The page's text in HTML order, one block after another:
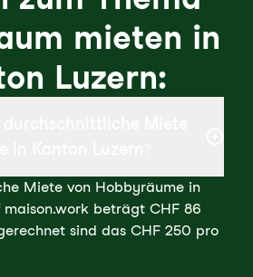
mieten in
Luzern:
Miete von Hobbyräume in
maison.work beträgt CHF 86
sind das CHF 250 pro